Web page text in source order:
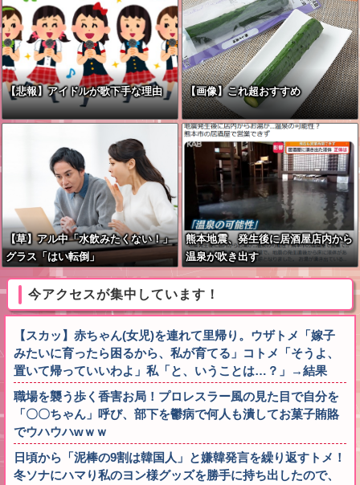
【悲報】アイドルが歌下手な理由 【画像】これ超おすすめ
【草】アル中「水飲みたくない！」
グラス「はい転倒」
熊本地震、発生後に居酒屋店内から
温泉が吹き出す
今アクセスが集中しています！
【スカッ】赤ちゃん(女児)を連れて里帰り。ウザトメ「嫁子
みたいに育ったら困るから、私が育てる」コトメ「そうよ、
置いて帰っていいわよ」私「と、いうことは…？」→結果
職場を襲う歩く香害お局！プロレスラー風の見た目で自分を
「〇〇ちゃん」呼び、部下を鬱病で何人も潰してお菓子賄賂
でウハウハwｗｗ
日頃から「泥棒の9割は韓国人」と嫌韓発言を繰り返すトメ！
冬ソナにハマり私のヨン様グッズを勝手に持ち出したので、